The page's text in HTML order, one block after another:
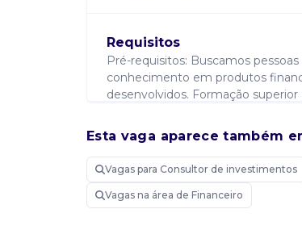
Requisitos
Pré-requisitos: Buscamos
conhecimento em produtos
desenvolvidos. Formação
próprio notebook ou tablet,
Atribuições
Prospectar e atender clientes
necessidades e oferecer
Esta vaga aparece também
Vagas para Consultor de investimentos
Vagas na área de Financeiro